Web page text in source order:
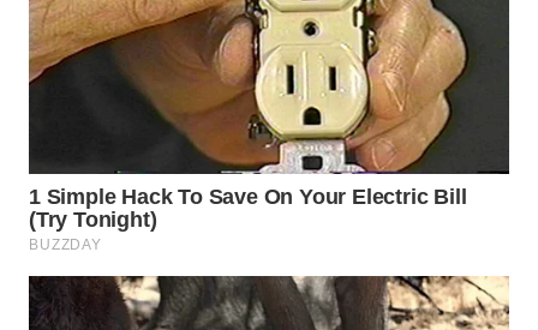
WAHANA
LISTRIK
WAHANA
TV
WAHANANEWS